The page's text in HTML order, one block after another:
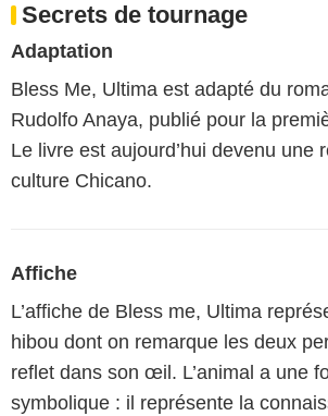
Secrets de tournage
Adaptation
Bless Me, Ultima est adapté du
Rudolfo Anaya, publié pour la
Le livre est aujourd’hui devenu une
culture Chicano.
Affiche
L’affiche de Bless me, Ultima
hibou dont on remarque les deux
reflet dans son œil. L’animal a une
symbolique : il représente la